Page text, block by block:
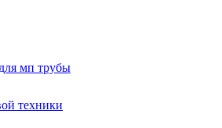
мп трубы
техники